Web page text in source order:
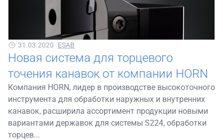
31.03.2020 ESAB
Новая система для торцевого
точения канавок от компании HORN
Компания HORN, лидер в производстве высокоточного
инструмента для обработки наружных и внутренних
канавок, расширила ассортимент продукции новыми
вариантами державок для системы S224, обработки
торцев...